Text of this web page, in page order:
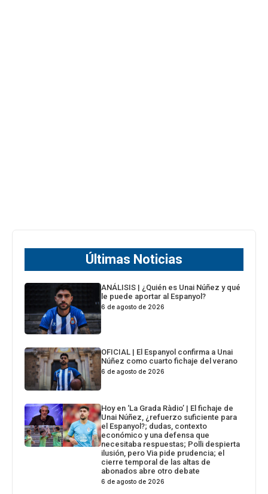
Últimas Noticias
ANÁLISIS | ¿Quién es Unai Núñez y qué
le puede aportar al Espanyol?
6 de agosto de 2026
OFICIAL | El Espanyol confirma a Unai
Núñez como cuarto fichaje del verano
6 de agosto de 2026
Hoy en ‘La Grada Ràdio’ | El fichaje de
Unai Núñez, ¿refuerzo suficiente para
el Espanyol?; dudas, contexto
económico y una defensa que
necesitaba respuestas; Polli despierta
ilusión, pero Via pide prudencia; el
cierre temporal de las altas de
abonados abre otro debate
6 de agosto de 2026